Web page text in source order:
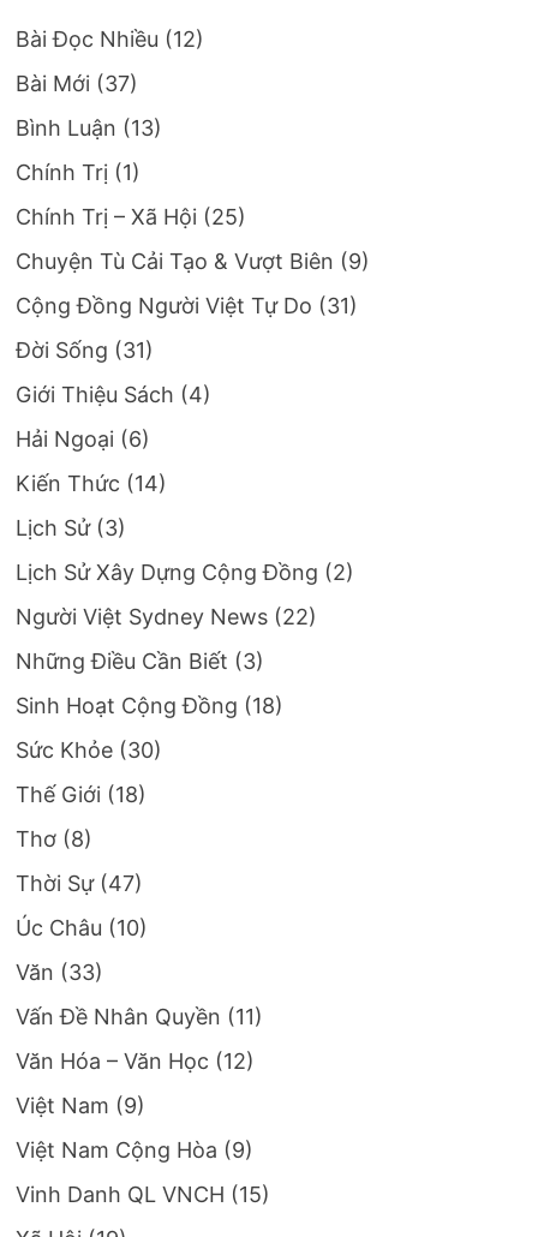
Bài Đọc Nhiều (12)
Bài Mới (37)
Bình Luận (13)
Chính Trị (1)
Chính Trị – Xã Hội (25)
Chuyện Tù Cải Tạo & Vượt Biên (9)
Cộng Đồng Người Việt Tự Do (31)
Đời Sống (31)
Giới Thiệu Sách (4)
Hải Ngoại (6)
Kiến Thức (14)
Lịch Sử(3)
Lịch Sử Xây Dựng Cộng Đồng (2)
Người Việt Sydney News (22)
Những Điều Cần Biết (3)
Sinh Hoạt Cộng Đồng (18)
Sức Khỏe (30)
Thế Giới (18)
Thơ (8)
Thời Sự(47)
Úc Châu (10)
Văn (33)
Vấn Đề Nhân Quyền (11)
Văn Hóa – Văn Học (12)
Việt Nam (9)
Việt Nam Cộng Hòa (9)
Vinh Danh QL VNCH (15)